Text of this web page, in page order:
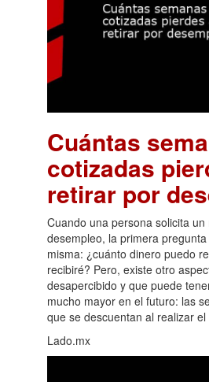
Cuántas
cotizadas
retirar por
Cuando una persona solicita
desempleo, la primera
misma: ¿cuánto dinero puedo
recibiré? Pero, existe otro
desapercibido y que puede
mucho mayor en el futuro: las
que se descuentan al realizar el
Lado.mx